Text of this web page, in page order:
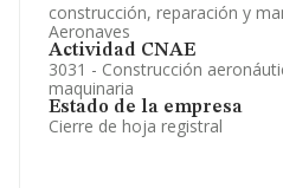
construcción, reparación y
Aeronaves
Actividad CNAE
3031 - Construcción
maquinaria
Estado de la empresa
Cierre de hoja registral